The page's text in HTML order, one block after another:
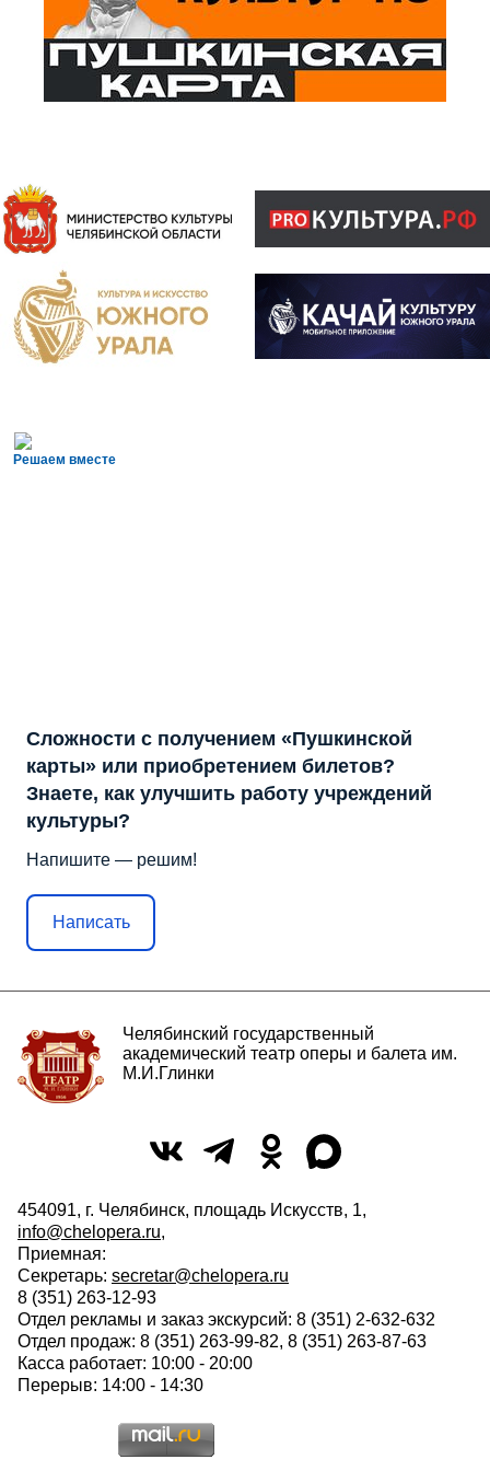
Решаем вместе
Сложности с получением «Пушкинской
карты» или приобретением билетов?
Знаете, как улучшить работу учреждений
культуры?
Напишите — решим!
Написать
Челябинский государственный
академический театр оперы и балета им.
М.И.Глинки
454091, г. Челябинск, площадь Искусств, 1,
info@chelopera.ru,
Приемная:
Секретарь: secretar@chelopera.ru
8 (351) 263-12-93
Отдел рекламы и заказ экскурсий: 8 (351) 2-632-632
Отдел продаж: 8 (351) 263-99-82, 8 (351) 263-87-63
Касса работает: 10:00 - 20:00
Перерыв: 14:00 - 14:30